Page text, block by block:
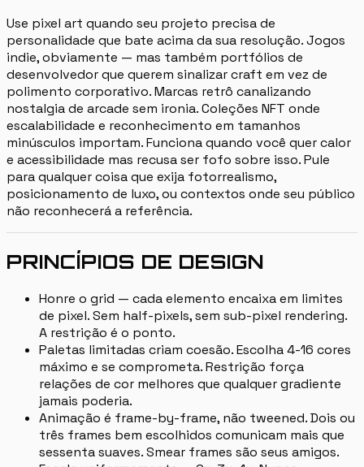
Use pixel art quando seu projeto precisa de
personalidade que bate acima da sua resolução. Jogos
indie, obviamente — mas também portfólios de
desenvolvedor que querem sinalizar craft em vez de
polimento corporativo. Marcas retrô canalizando
nostalgia de arcade sem ironia. Coleções NFT onde
escalabilidade e reconhecimento em tamanhos
minúsculos importam. Funciona quando você quer calor
e acessibilidade mas recusa ser fofo sobre isso. Pule
para qualquer coisa que exija fotorrealismo,
posicionamento de luxo, ou contextos onde seu público
não reconhecerá a referência.
PRINCÍPIOS DE DESIGN
Honre o grid — cada elemento encaixa em limites
de pixel. Sem half-pixels, sem sub-pixel rendering.
A restrição é o ponto.
Paletas limitadas criam coesão. Escolha 4-16 cores
máximo e se comprometa. Restrição força
relações de cor melhores que qualquer gradiente
jamais poderia.
Animação é frame-by-frame, não tweened. Dois ou
três frames bem escolhidos comunicam mais que
sessenta suaves. Smear frames são seus amigos.